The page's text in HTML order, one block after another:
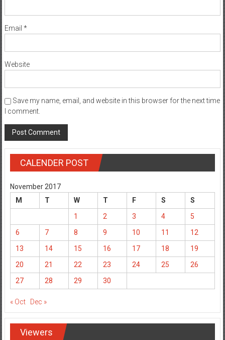
Email *
Website
Save my name, email, and website in this browser for the next time
I comment.
CALENDER POST
November 2017
M
T W T F S
S
1
2 3 4
5
6
7 8 9 10 11
12
13
14 15 16 17 18
19
20
21 22 23 24 25
26
27
28 29 30
« Oct Dec »
Viewers